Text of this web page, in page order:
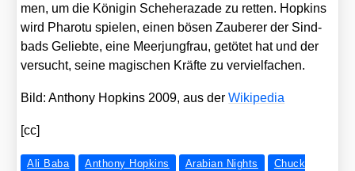
men, um die Köni­gin Sche­he­ra­za­de zu ret­ten. Hop­kins
wird Pha­ro­tu spie­len, einen bösen Zau­be­rer der Sind­
bads Gelieb­te, eine Meer­jung­frau, getö­tet hat und der
ver­sucht, sei­ne magi­schen Kräf­te zu ver­viel­fa­chen.
Bild: Antho­ny Hop­kins 2009, aus derWiki­pe­dia
[cc]
Ali Baba Anthony Hopkins Arabian Nights
Chuck